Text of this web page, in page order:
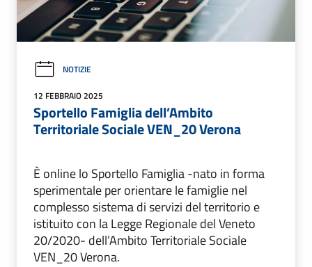
NOTIZIE
12 FEBBRAIO 2025
Sportello Famiglia dell’Ambito
Territoriale Sociale VEN_20 Verona
È online lo Sportello Famiglia -nato in forma
sperimentale per orientare le famiglie nel
complesso sistema di servizi del territorio e
istituito con la Legge Regionale del Veneto
20/2020- dell’Ambito Territoriale Sociale
VEN_20 Verona.